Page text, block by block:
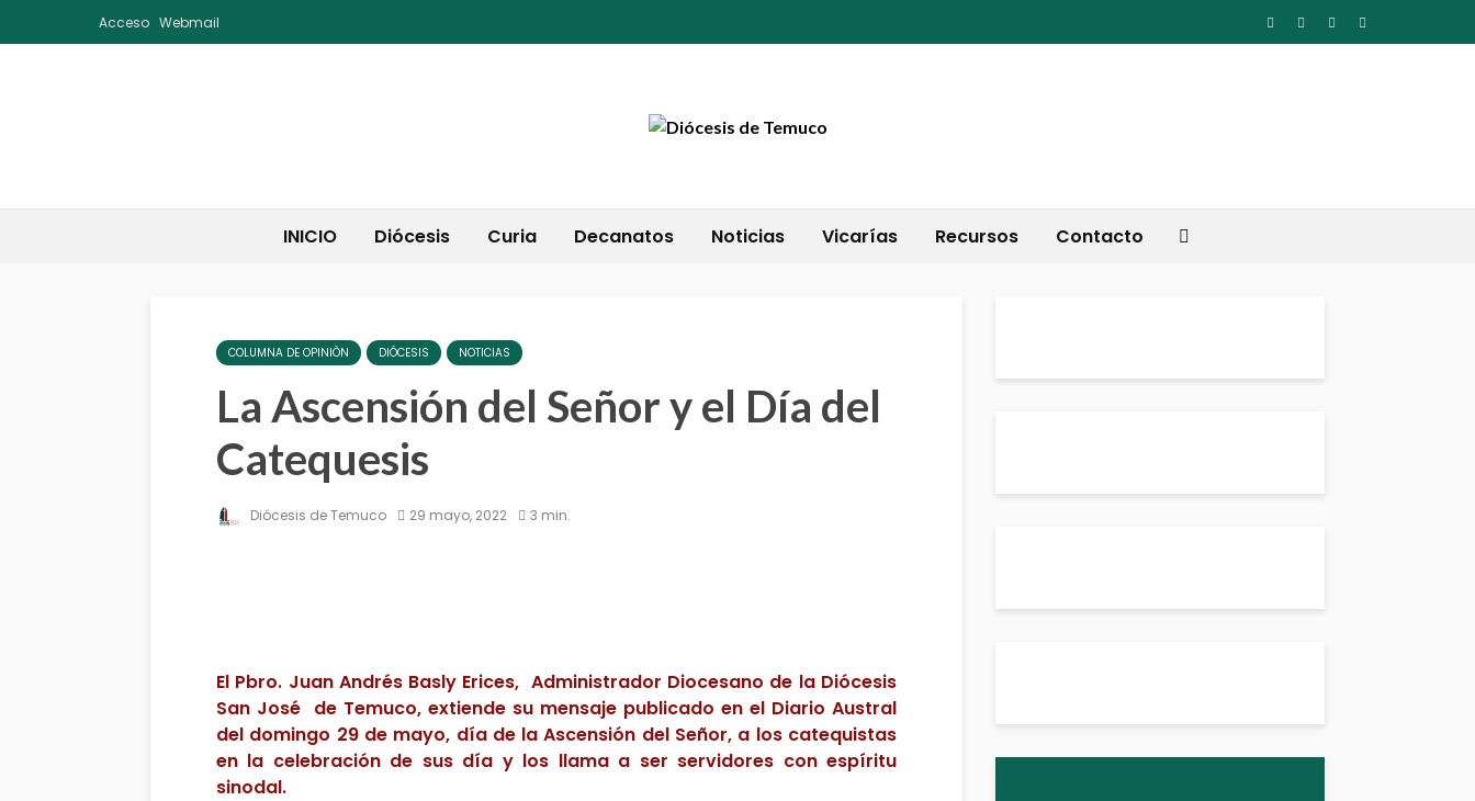
Acceso Webmail
INICIO Diócesis Curia Decanatos Noticias Vicarías Recursos Contacto
COLUMNA DE OPINIÒN DIÓCESIS NOTICIAS
La Ascensión del Señor y el Día del
Catequesis
Diócesis de Temuco 29 mayo, 2022 3 min.
El Pbro. Juan Andrés Basly Erices, Administrador Diocesano de la Diócesis
San José de Temuco, extiende su mensaje publicado en el Diario Austral
del domingo 29 de mayo, día de la Ascensión del Señor, a los catequistas
en la celebración de sus día y los llama a ser servidores con espíritu
sinodal.